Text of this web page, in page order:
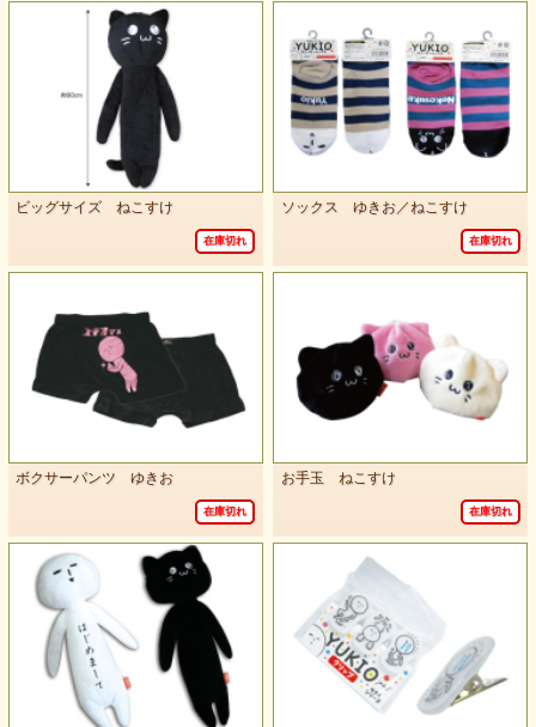
ビッグサイズ ねこすけ
在庫切れ
ソックス ゆきお／ねこすけ
在庫切れ
ボクサーパンツ ゆきお
在庫切れ
お手玉 ねこすけ
在庫切れ